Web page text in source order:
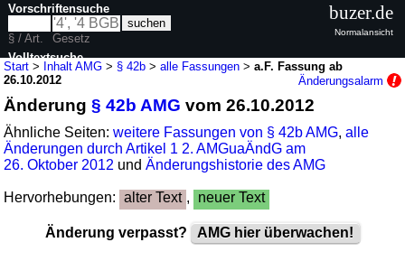
Start > Inhalt AMG > § 42b >alle Fassungen >a.F. Fassung ab
26.10.2012
Änderungsalarm
Änderung§ 42b AMG vom 26.10.2012
Ähnliche Seiten:weitere Fassungen von § 42b AMG,alle
Änderungen durch Artikel 1 2. AMGuaÄndG am
26. Oktober 2012 undÄnderungshistorie des AMG
Hervorhebungen: alter Text , neuer Text
Änderung verpasst? AMG hier überwachen!
Vorschriftensuche
§ / Art.
Gesetz
Volltextsuche
buzer.de
Normalansicht